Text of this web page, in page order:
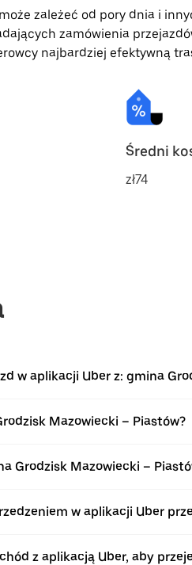
zależeć od pory dnia i
zamówienia
najbardziej efektywną
Średni
zł74
w aplikacji Uber z: gmina
Mazowiecki – Piastów?
Grodzisk Mazowiecki –
w aplikacji Uber
z aplikacją Uber, aby